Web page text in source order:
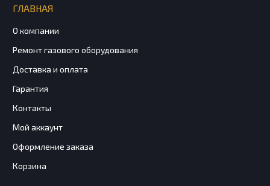
ГЛАВНАЯ
О компании
Ремонт газового оборудования
Доставка и оплата
Гарантия
Контакты
Мой аккаунт
Оформление заказа
Корзина